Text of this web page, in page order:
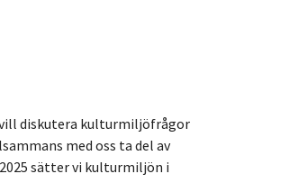
diskutera kulturmiljöfrågor
med oss ta del av
sätter vi kulturmiljön i